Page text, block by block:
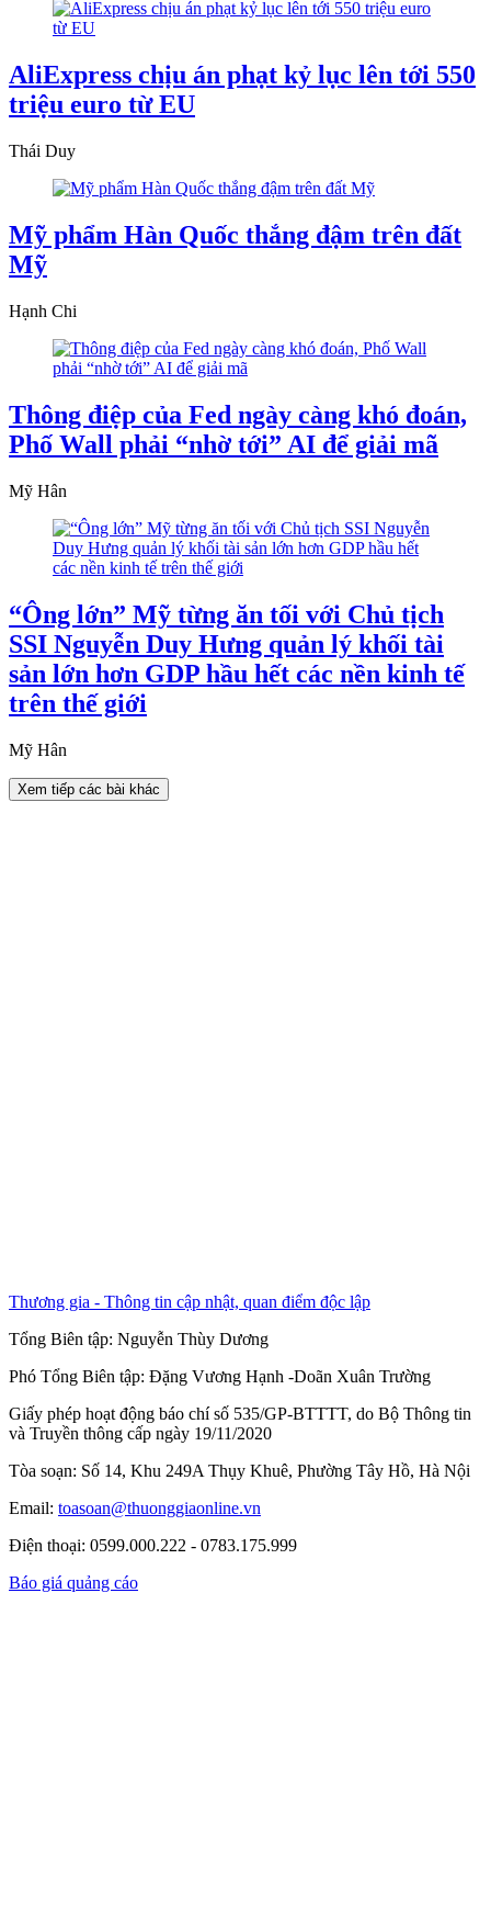
AliExpress chịu án phạt kỷ lục lên tới 550
triệu euro từ EU
Thái Duy
Mỹ phẩm Hàn Quốc thắng đậm trên đất
Mỹ
Hạnh Chi
Thông điệp của Fed ngày càng khó đoán,
Phố Wall phải “nhờ tới” AI để giải mã
Mỹ Hân
“Ông lớn” Mỹ từng ăn tối với Chủ tịch
SSI Nguyễn Duy Hưng quản lý khối tài
sản lớn hơn GDP hầu hết các nền kinh tế
trên thế giới
Mỹ Hân
Xem tiếp các bài khác
Thương gia - Thông tin cập nhật, quan điểm độc lập
Tổng Biên tập: Nguyễn Thùy Dương
Phó Tổng Biên tập: Đặng Vương Hạnh -Doãn Xuân Trường
Giấy phép hoạt động báo chí số 535/GP-BTTTT, do Bộ Thông tin
và Truyền thông cấp ngày 19/11/2020
Tòa soạn: Số 14, Khu 249A Thụy Khuê, Phường Tây Hồ, Hà Nội
Email: toasoan@thuonggiaonline.vn
Điện thoại: 0599.000.222 - 0783.175.999
Báo giá quảng cáo